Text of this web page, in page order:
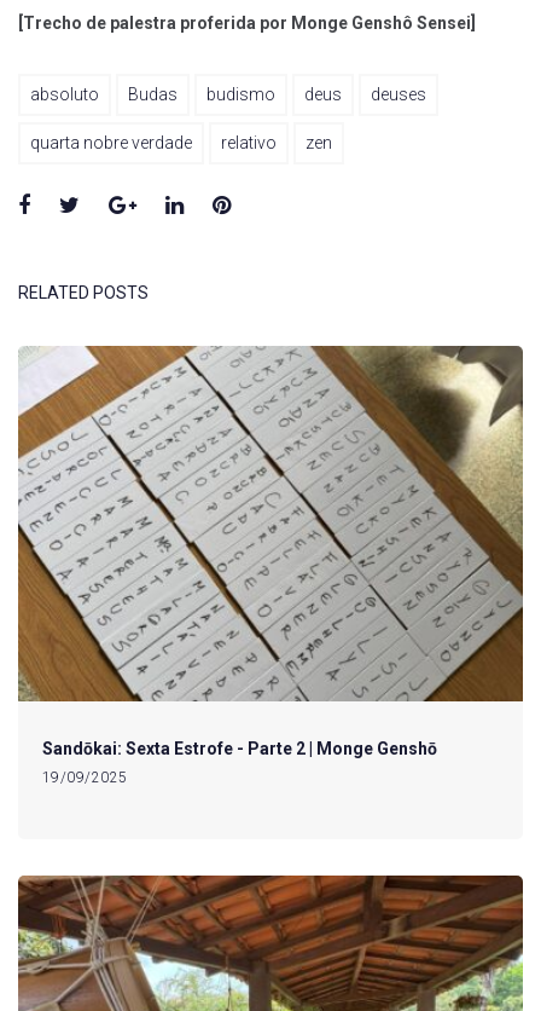
[Trecho de palestra proferida por Monge Genshô Sensei]
absoluto Budas budismo deus deuses
quarta nobre verdade relativo zen
Facebook
TwitterGoogle+LinkedInPinterest
RELATED POSTS
Sandōkai: Sexta Estrofe - Parte 2 | Monge Genshō
19/09/2025